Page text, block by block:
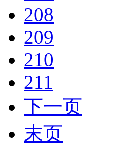
208
209
210
211
下一页
末页